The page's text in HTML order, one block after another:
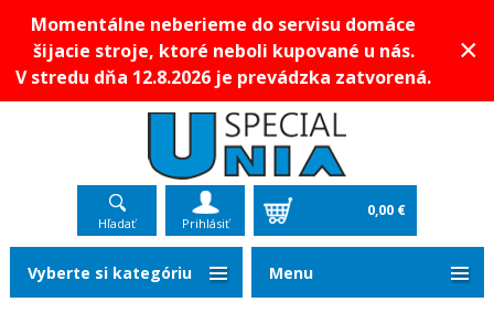
Momentálne neberieme do servisu domáce
šijacie stroje, ktoré neboli kupované u nás.
V stredu dňa 12.8.2026 je prevádzka zatvorená.
×
Hľadať Prihlásiť
0,00 €
Vyberte si kategóriu Menu